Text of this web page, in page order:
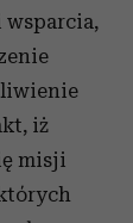
wsparcia,
iż
misji